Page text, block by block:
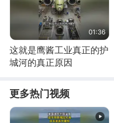
01:36
这就是鹰酱工业真正的护
城河的真正原因
更多热门视频